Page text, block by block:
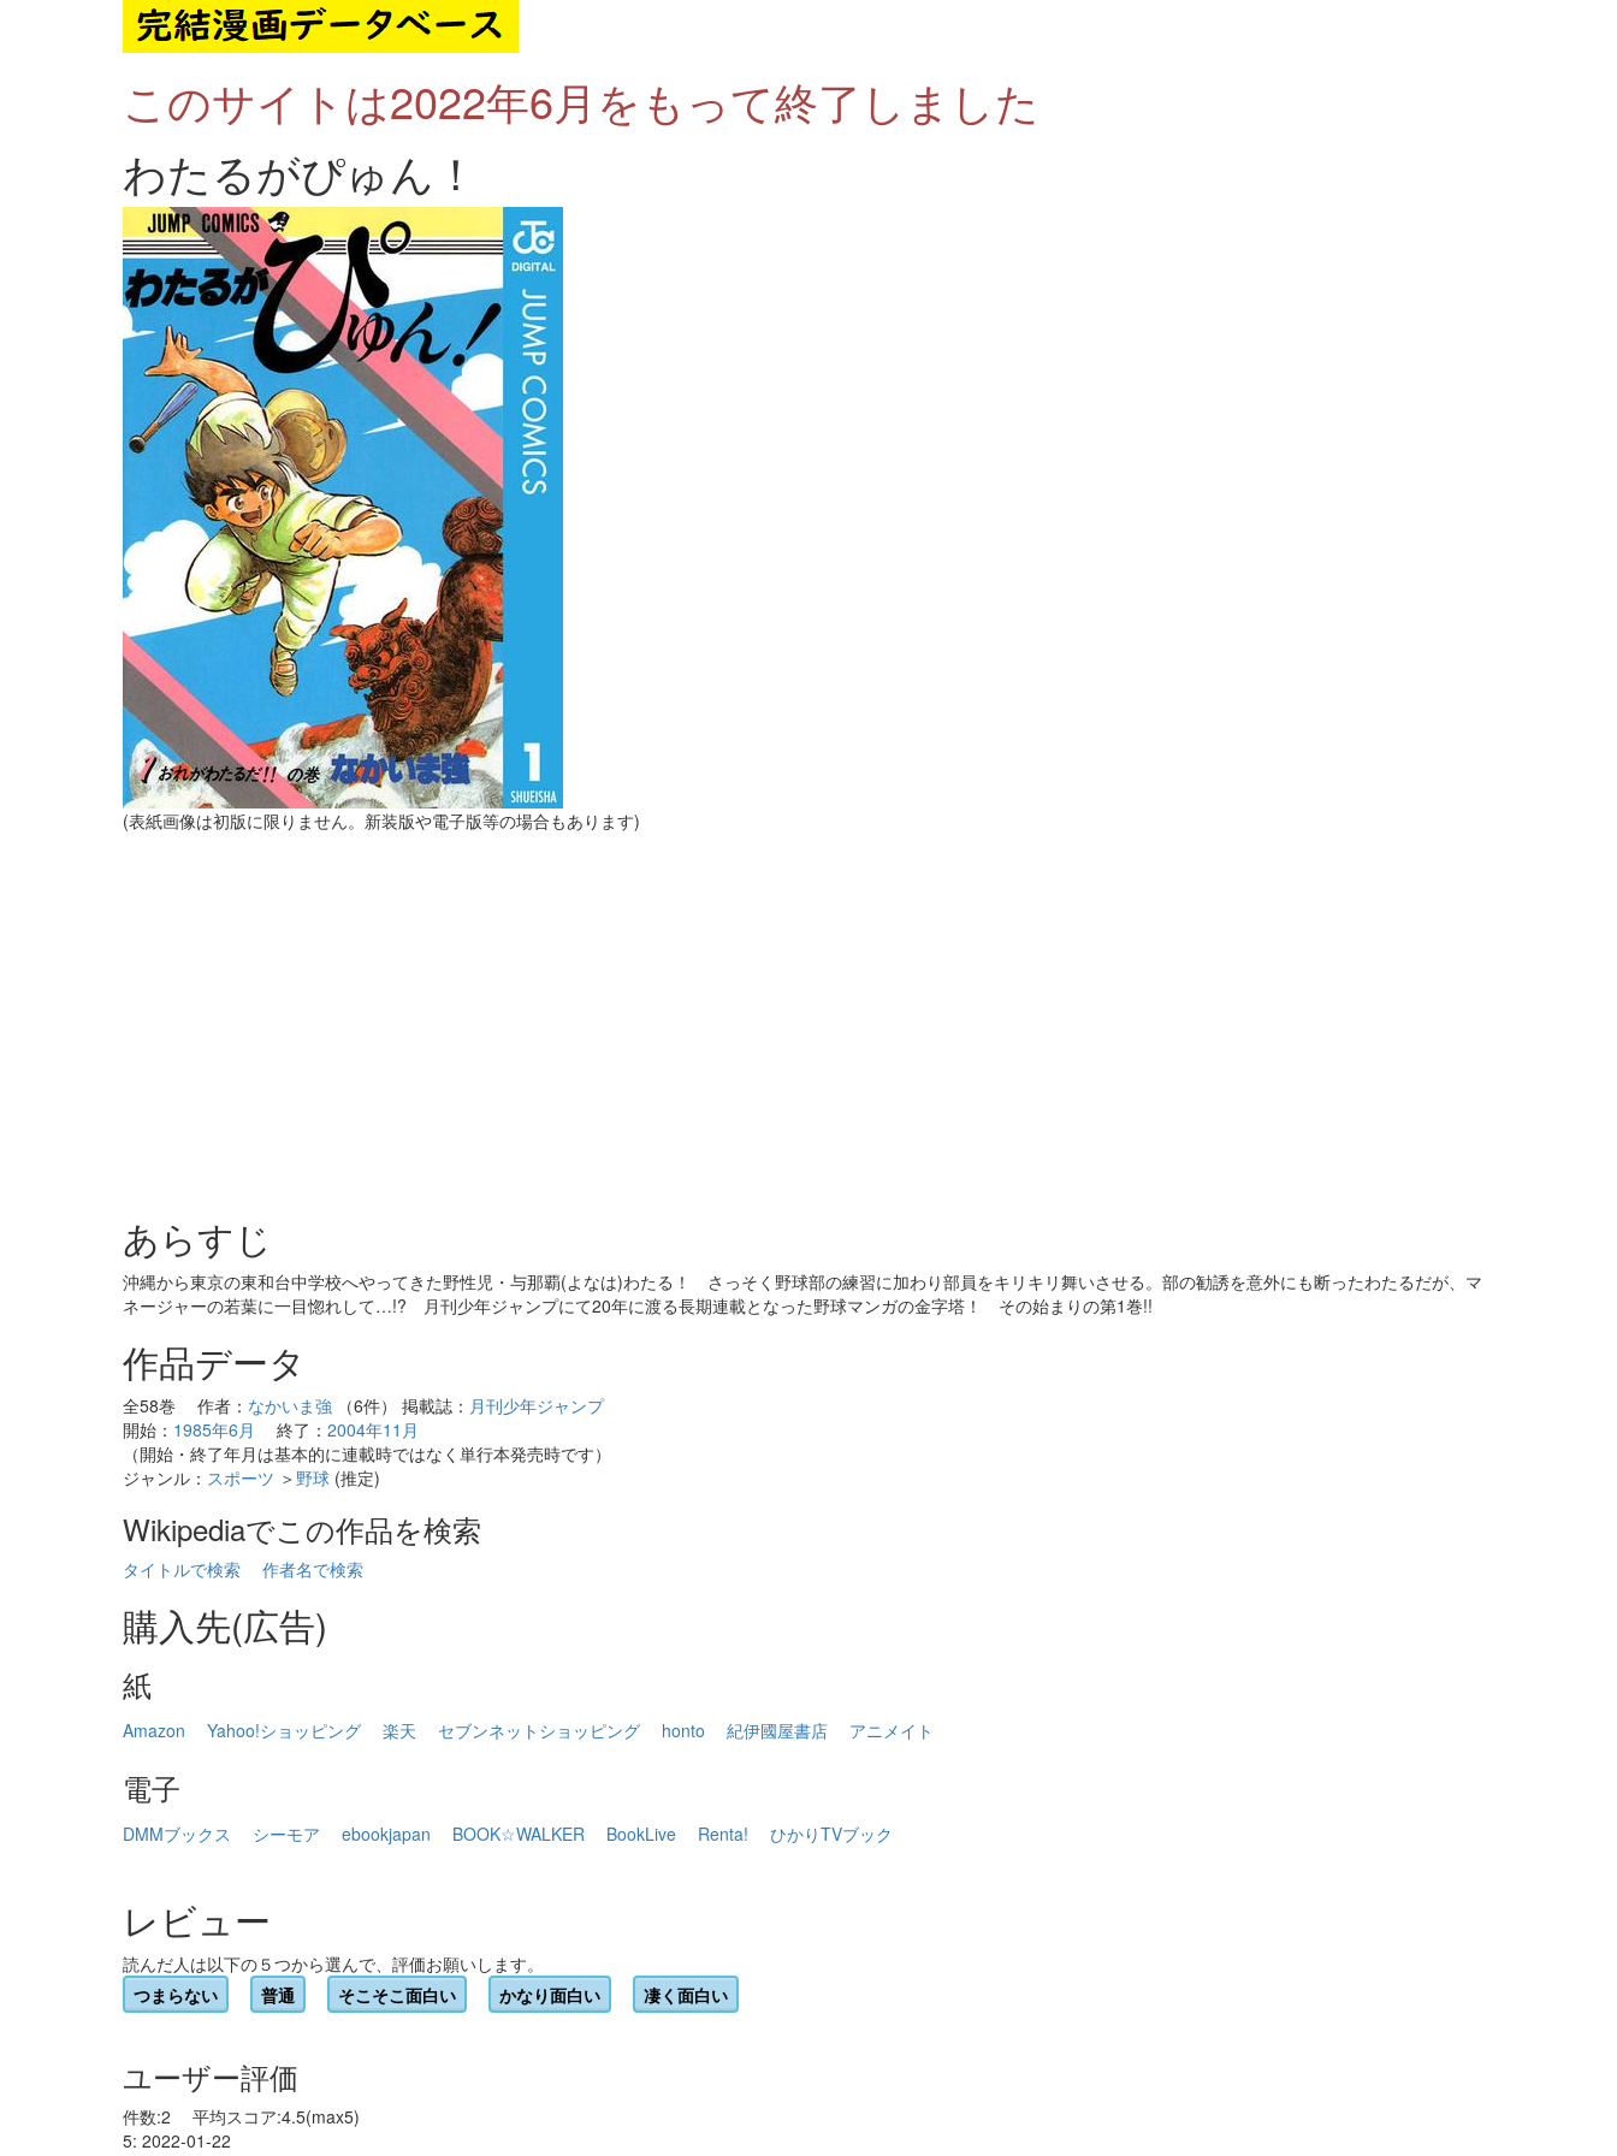
このサイトは2022年6月をもって終了しました
わたるがぴゅん！
(表紙画像は初版に限りません。新装版や電子版等の場合もあります)
あらすじ
沖縄から東京の東和台中学校へやってきた野性児・与那覇(よなは)わたる！ さっそく野球部の練習に加わり部員をキリキリ舞いさせる。部の勧誘を意外にも断ったわたるだが、マ
ネージャーの若葉に一目惚れして…!? 月刊少年ジャンプにて20年に渡る長期連載となった野球マンガの金字塔！ その始まりの第1巻!!
作品データ
全58巻 作者： なかいま強 （6件） 掲載誌： 月刊少年ジャンプ
開始： 1985年6月 終了： 2004年11月
（開始・終了年月は基本的に連載時ではなく単行本発売時です）
ジャンル： スポーツ ＞ 野球 (推定)
Wikipediaでこの作品を検索
タイトルで検索 作者名で検索
購入先(広告)
紙
Amazon Yahoo!ショッピング 楽天 セブンネットショッピング honto 紀伊國屋書店 アニメイト
電子
DMMブックス シーモア ebookjapan BOOK☆WALKER BookLive Renta! ひかりTVブック
レビュー
読んだ人は以下の５つから選んで、評価お願いします。
つまらない
普通 そこそこ面白い かなり面白い 凄く面白い
ユーザー評価
件数:2 平均スコア:4.5(max5)
5: 2022-01-22